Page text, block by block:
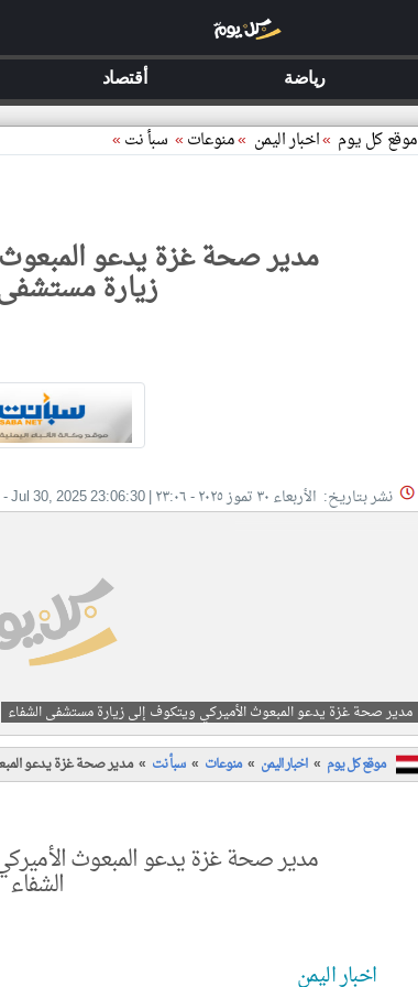
موقع كل يوم »اخبار اليمن »منوعات» سبأ نت»
مدير صحة غزة يدعو
زيارة
نشر بتاريخ: الأربعاء ٣٠ تموز ٢٠٢٥ - ٢٣:٠٦ |
Jul 30, 2025 23:06:30
-
مدير صحة غزة يدعو المبعوث الأميركي ويتكوف إلى زيارة مستشفى الشفاء
موقع كل يوم اخبار اليمن منوعات سبأ نت مدير صحة غزة يدعو
مدير صحة غزة يدعو المبعوث
الشفاء
اخبار اليمن
رياضة أقتصاد